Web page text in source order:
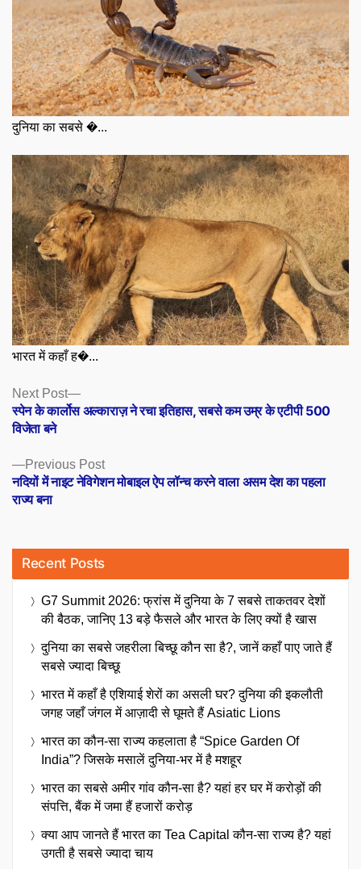
दुनिया का सबसे �...
भारत में कहाँ ह�...
Posts
navigation
Previous PostPrevious
post:
नदियों में नाइट नेविगेशन मोबाइल ऐप लॉन्च करने वाला असम देश का पहला
राज्य बना
Next Post
Next
post:
स्पेन के कार्लोस अल्काराज़ ने रचा इतिहास, सबसे कम उम्र के एटीपी 500
विजेता बने
Recent Posts
G7 Summit 2026: फ्रांस में दुनिया के 7 सबसे ताकतवर देशों
की बैठक, जानिए 13 बड़े फैसले और भारत के लिए क्यों है खास
दुनिया का सबसे जहरीला बिच्छू कौन सा है?, जानें कहाँ पाए जाते हैं
सबसे ज्यादा बिच्छू
भारत में कहाँ है एशियाई शेरों का असली घर? दुनिया की इकलौती
जगह जहाँ जंगल में आज़ादी से घूमते हैं Asiatic Lions
भारत का कौन-सा राज्य कहलाता है “Spice Garden Of
India”? जिसके मसालें दुनिया-भर में है मशहूर
भारत का सबसे अमीर गांव कौन-सा है? यहां हर घर में करोड़ों की
संपत्ति, बैंक में जमा हैं हजारों करोड़
क्या आप जानते हैं भारत का Tea Capital कौन-सा राज्य है? यहां
उगती है सबसे ज्यादा चाय